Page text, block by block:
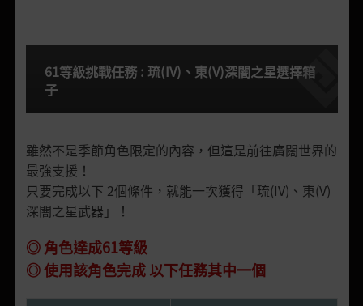
61等級挑戰任務 : 琉(IV)、東(V)深闇之星選擇箱
子
雖然不是季節角色限定的內容，但這是前往廣闊世界的
最強支援！
只要完成以下 2個條件，就能一次獲得「琉(IV)、東(V)
深闇之星武器」！
◎ 角色達成61等級
◎ 使用該角色完成 以下任務其中一個